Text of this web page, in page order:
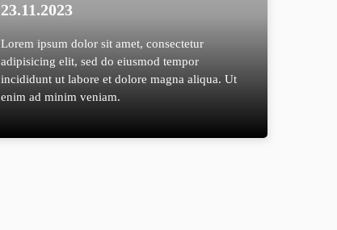
23.11.2023
Lorem ipsum dolor sit amet, consectetur
adipisicing elit, sed do eiusmod tempor
incididunt ut labore et dolore magna aliqua. Ut
enim ad minim veniam.